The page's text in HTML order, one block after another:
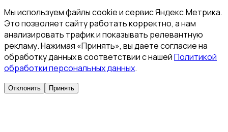
Мы используем файлы cookie и сервис Яндекс.Метрика.
Это позволяет сайту работать корректно, а нам
анализировать трафик и показывать релевантную
рекламу. Нажимая «Принять», вы даете согласие на
обработку данных в соответствии с нашейПолитикой
обработки персональных данных.
Отклонить Принять